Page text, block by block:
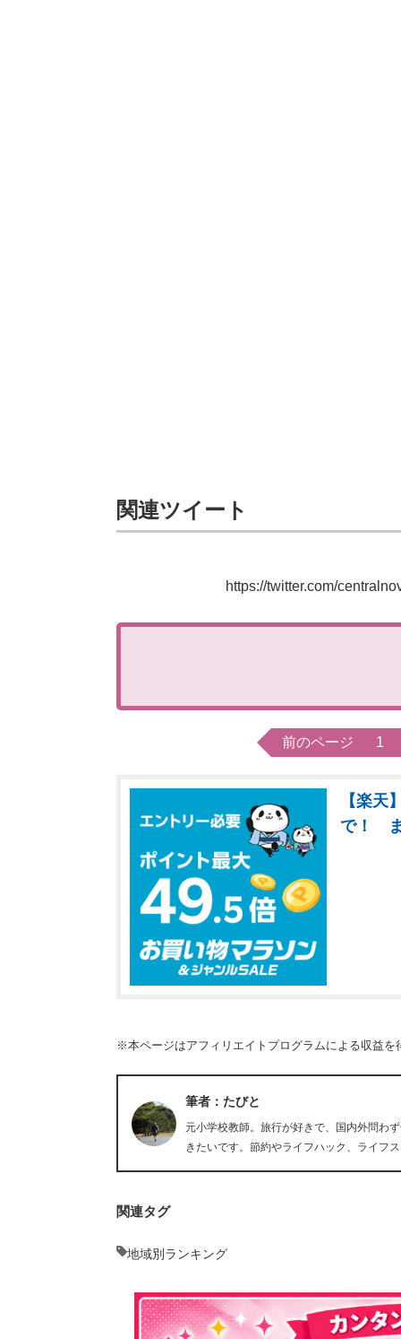
関連ツイート
https://twitter.com/
前のページ 1
【楽天
で！ ま
※本ページはアフィリエイトプログラムによる収益を
筆者：たびと
元小学校教師。旅行が好きで、国内外問わ
きたいです。節約やライフハック、ライフ
関連タグ
地域別ランキング